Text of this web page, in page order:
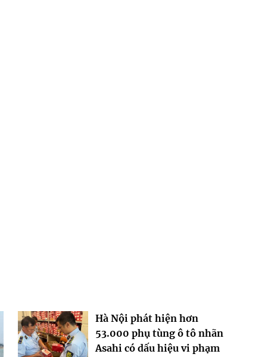
Hà Nội phát hiện hơn
53.000 phụ tùng ô tô nhãn
Asahi có dấu hiệu vi phạm